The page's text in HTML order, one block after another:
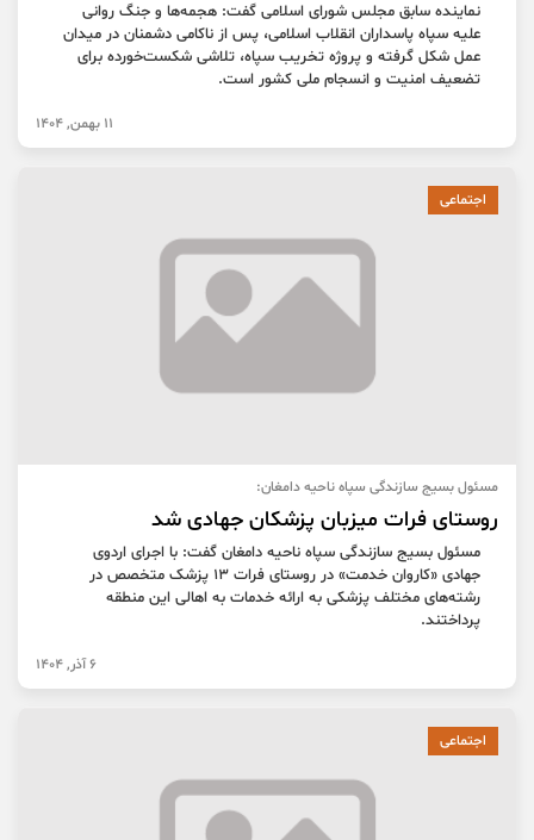
نماینده سابق مجلس شورای اسلامی گفت: هجمه‌ها و جنگ روانی
علیه سپاه پاسداران انقلاب اسلامی، پس از ناکامی دشمنان در میدان
عمل شکل گرفته و پروژه تخریب سپاه، تلاشی شکست‌خورده برای
تضعیف امنیت و انسجام ملی کشور است.
11 بهمن, 1404
اجتماعی
مسئول بسیج سازندگی سپاه ناحیه دامغان:
روستای فرات میزبان پزشکان جهادی شد
مسئول بسیج سازندگی سپاه ناحیه دامغان گفت: با اجرای اردوی
جهادی «کاروان خدمت» در روستای فرات ۱۳ پزشک متخصص در
رشته‌های مختلف پزشکی به ارائه خدمات به اهالی این منطقه
پرداختند.
6 آذر, 1404
اجتماعی